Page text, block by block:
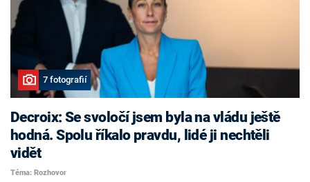
7 fotografií
Decroix: Se svoločí jsem byla na vládu ještě
hodná. Spolu říkalo pravdu, lidé ji nechtěli
vidět
Téma: Rozhovor